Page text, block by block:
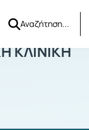
ΚΛΙΝΙΚΗ